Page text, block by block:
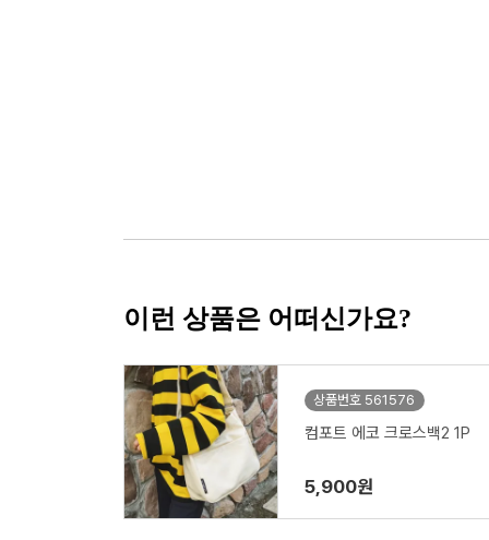
이런 상품은 어떠신가요?
상품번호 561576
컴포트 에코 크로스백2 1P
5,900원